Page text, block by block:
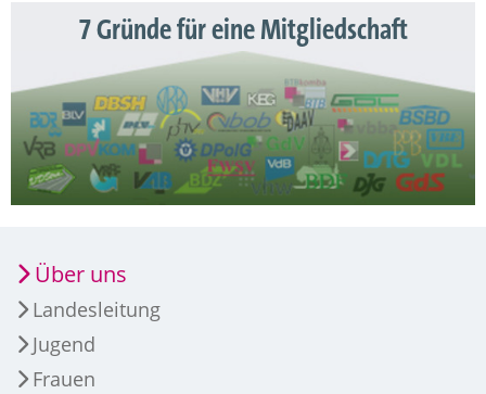
7 Gründe für eine Mitgliedschaft
Über uns
Landesleitung
Jugend
Frauen